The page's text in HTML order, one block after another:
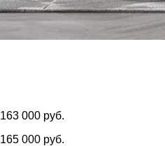
163 000 руб.
165 000 руб.